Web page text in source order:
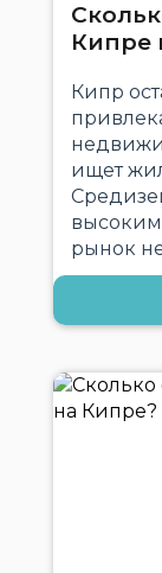
Кипре
Кипр
ищет
рынок